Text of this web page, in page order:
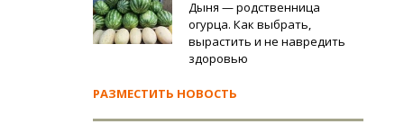
Дыня — родственница
огурца. Как выбрать,
вырастить и не навредить
здоровью
РАЗМЕСТИТЬ НОВОСТЬ